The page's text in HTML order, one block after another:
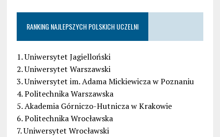
RANKING NAJLEPSZYCH POLSKICH UCZELNI
1. Uniwersytet Jagielloński
2. Uniwersytet Warszawski
3. Uniwersytet im. Adama Mickiewicza w Poznaniu
4. Politechnika Warszawska
5. Akademia Górniczo-Hutnicza w Krakowie
6. Politechnika Wrocławska
7. Uniwersytet Wrocławski